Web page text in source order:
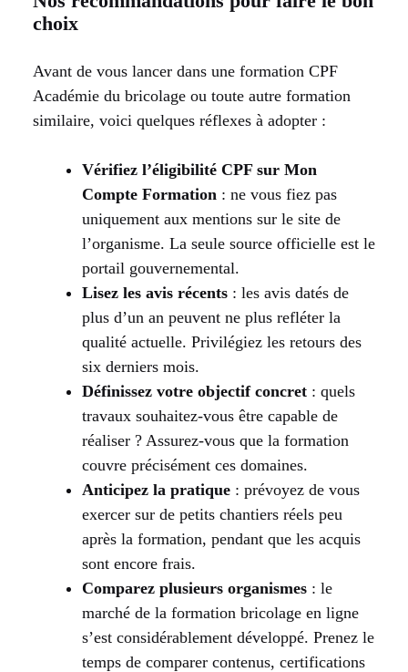
choix
Avant de vous lancer dans une formation CPF
Académie du bricolage ou toute autre formation
similaire, voici quelques réflexes à adopter :
Vérifiez l’éligibilité CPF sur Mon
Compte Formation : ne vous fiez pas
uniquement aux mentions sur le site de
l’organisme. La seule source officielle est le
portail gouvernemental.
Lisez les avis récents : les avis datés de
plus d’un an peuvent ne plus refléter la
qualité actuelle. Privilégiez les retours des
six derniers mois.
Définissez votre objectif concret : quels
travaux souhaitez-vous être capable de
réaliser ? Assurez-vous que la formation
couvre précisément ces domaines.
Anticipez la pratique : prévoyez de vous
exercer sur de petits chantiers réels peu
après la formation, pendant que les acquis
sont encore frais.
Comparez plusieurs organismes : le
marché de la formation bricolage en ligne
s’est considérablement développé. Prenez le
temps de comparer contenus, certifications